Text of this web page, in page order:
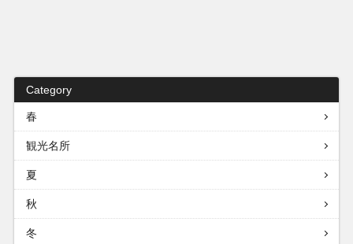
Category
春
観光名所
夏
秋
冬